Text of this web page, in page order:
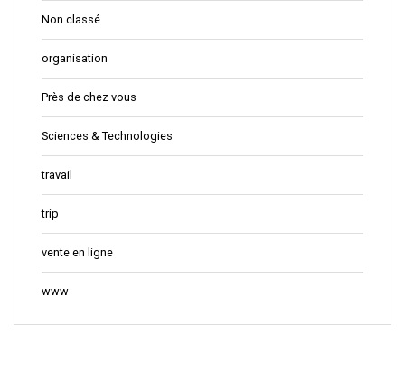
Non classé
organisation
Près de chez vous
Sciences & Technologies
travail
trip
vente en ligne
www